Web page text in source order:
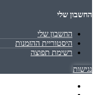
החשבון שלי
החשבון שלי
היסטוריית ההזמנות
רשימת תפוצה
נגישות